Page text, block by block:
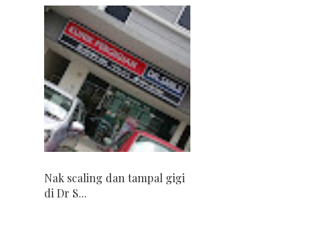
Nak scaling dan tampal gigi
di Dr S...